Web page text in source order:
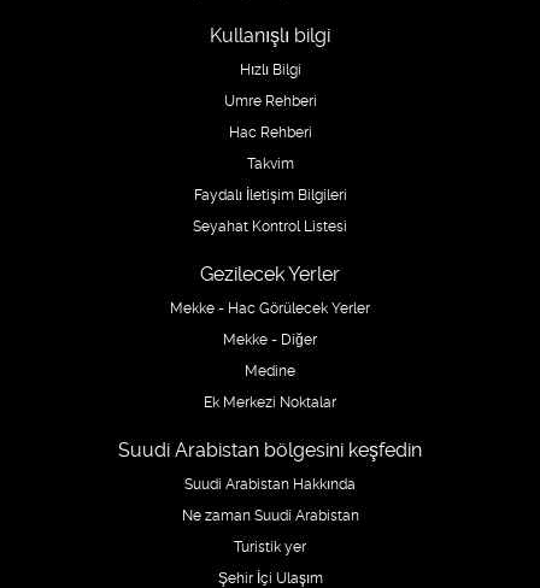
Kullanışlı bilgi
Hızlı Bilgi
Umre Rehberi
Hac Rehberi
Takvim
Faydalı İletişim Bilgileri
Seyahat Kontrol Listesi
Gezilecek Yerler
Mekke - Hac Görülecek Yerler
Mekke - Diğer
Medine
Ek Merkezi Noktalar
Suudi Arabistan bölgesini keşfedin
Suudi Arabistan Hakkında
Ne zaman Suudi Arabistan
Turistik yer
Şehir İçi Ulaşım